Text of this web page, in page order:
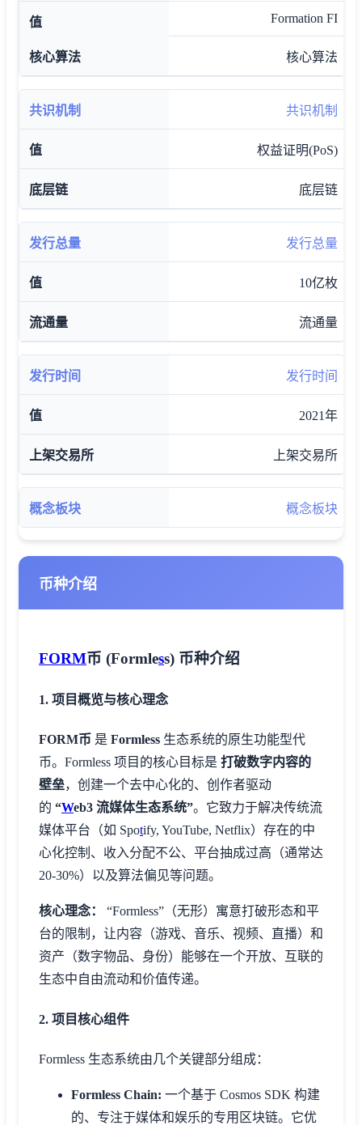
Formation FI
核心算法
共识机制
权益证明(PoS)
底层链
发行总量
10亿枚
流通量
发行时间
2021年
上架交易所
概念板块
币种介绍
FORM币 (Formless) 币种介绍
1. 项目概览与核心理念
FORM币 是 Formless 生态系统的原生功能型代
币。Formless 项目的核心目标是 打破数字内容的
壁垒，创建一个去中心化的、创作者驱动
的 “Web3 流媒体生态系统”。它致力于解决传统流
媒体平台（如 Spotify, YouTube, Netflix）存在的中
心化控制、收入分配不公、平台抽成过高（通常达
20-30%）以及算法偏见等问题。
核心理念：
“Formless”（无形）寓意打破形态和平
台的限制，让内容（游戏、音乐、视频、直播）和
资产（数字物品、身份）能够在一个开放、互联的
生态中自由流动和价值传递。
2. 项目核心组件
Formless 生态系统由几个关键部分组成：
Formless Chain: 一个基于 Cosmos SDK 构建
的、专注于媒体和娱乐的专用区块链。它优